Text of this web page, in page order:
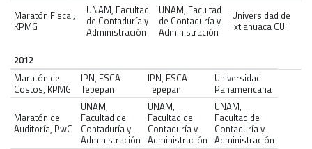
Maratón Fiscal,
KPMG
UNAM, Facultad
de Contaduría y
Administración
UNAM, Facultad
de Contaduría y
Administración
Universidad de
Ixtlahuaca CUI
2012
Maratón de
Costos, KPMG
IPN, ESCA
Tepepan
IPN, ESCA
Tepepan
Universidad
Panamericana
Maratón de
Auditoría, PwC
UNAM,
Facultad de
Contaduría y
Administración
UNAM,
Facultad de
Contaduría y
Administración
UNAM,
Facultad de
Contaduría y
Administración